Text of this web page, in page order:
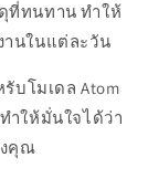
ที่ทนทาน ทำให้
านในแต่ละวัน
บโมเดล Atom
ำให้มั่นใจได้ว่า
คุณ